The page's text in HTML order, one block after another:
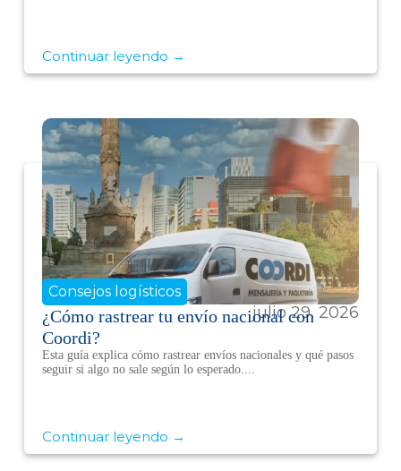
Continuar leyendo →
julio 29, 2026
Consejos logísticos
¿Cómo rastrear tu envío nacional con
Coordi?
Esta guía explica cómo rastrear envíos nacionales y qué pasos
seguir si algo no sale según lo esperado....
Continuar leyendo →